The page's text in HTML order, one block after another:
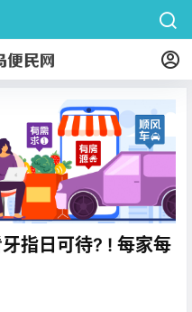
指日可待? ! 每家每